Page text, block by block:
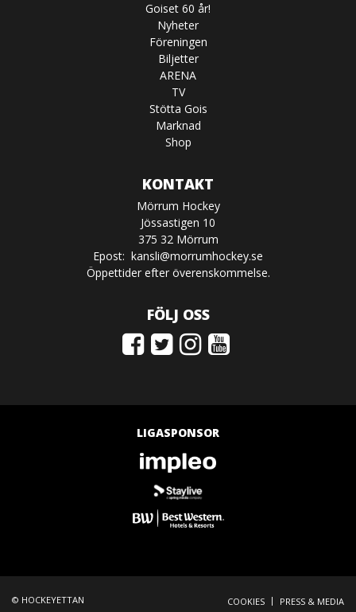
Goiset 60 år!
Nyheter
Föreningen
Biljetter
ARENA
TV
Stötta Gois
Marknad
Shop
KONTAKT
Mörrum Hockey
Jössastigen 10
375 32 Mörrum
Epost: kansli@morrumhockey.se
Öppettider efter överenskommelse.
FÖLJ OSS
LIGASPONSOR
© HOCKEYETTAN COOKIES | PRESS & MEDIA